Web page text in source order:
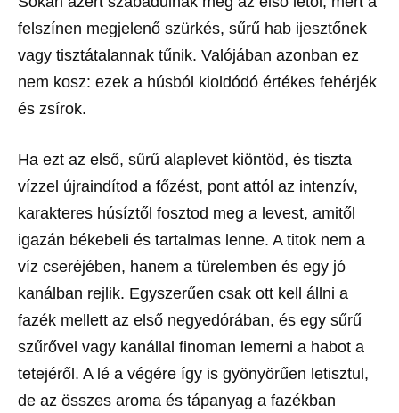
felszínen megjelenő szürkés, sűrű hab ijesztőnek
vagy tisztátalannak tűnik. Valójában azonban ez
nem kosz: ezek a húsból kioldódó értékes fehérjék
és zsírok.
Ha ezt az első, sűrű alaplevet kiöntöd, és tiszta
vízzel újraindítod a főzést, pont attól az intenzív,
karakteres húsíztől fosztod meg a levest, amitől
igazán békebeli és tartalmas lenne. A titok nem a
víz cseréjében, hanem a türelemben és egy jó
kanálban rejlik. Egyszerűen csak ott kell állni a
fazék mellett az első negyedórában, és egy sűrű
szűrővel vagy kanállal finoman lemerni a habot a
tetejéről. A lé a végére így is gyönyörűen letisztul,
de az összes aroma és tápanyag a fazékban